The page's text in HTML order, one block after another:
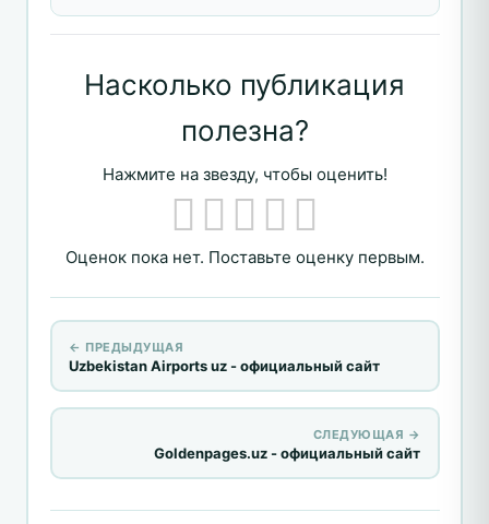
Насколько публикация
полезна?
Нажмите на звезду, чтобы оценить!
Оценок пока нет. Поставьте оценку первым.
← ПРЕДЫДУЩАЯ
Uzbekistan Airports uz - официальный сайт
СЛЕДУЮЩАЯ →
Goldenpages.uz - официальный сайт